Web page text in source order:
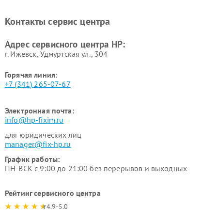
Контакты сервис центра
Адрес сервисного центра HP:
г. Ижевск, Удмуртская ул., 304
Горячая линия:
+7 (341) 265-07-67
Электронная почта:
info@hp-fixim.ru
для юридических лиц
manager@fix-hp.ru
График работы:
ПН-ВСК с 9:00 до 21:00 без перерывов и выходных
Рейтинг сервисного центра
4.9-5.0